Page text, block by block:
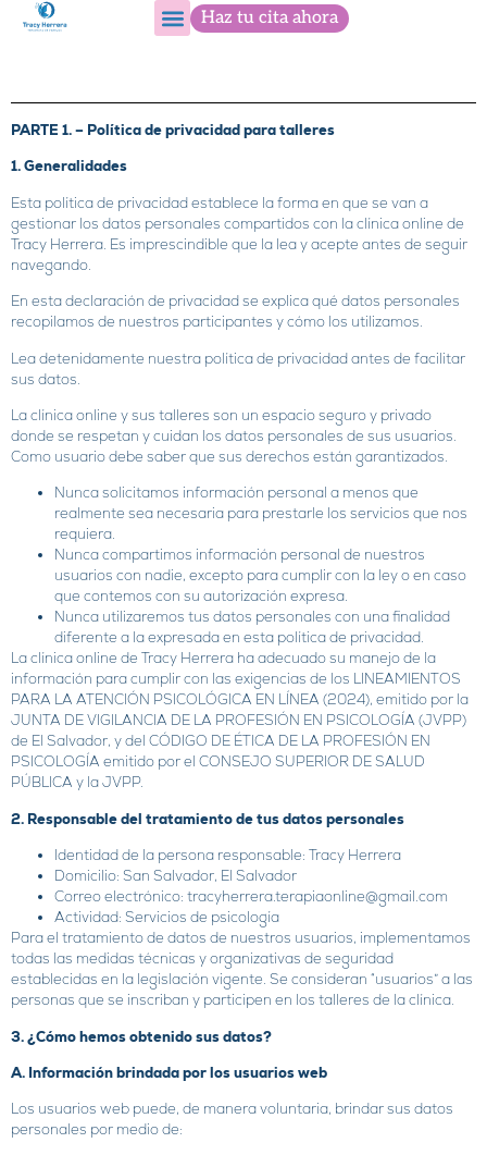
Haz tu cita ahora
PARTE 1. – Política de privacidad para talleres
1. Generalidades
Esta política de privacidad establece la forma en que se van a
gestionar los datos personales compartidos con la clínica online de
Tracy Herrera. Es imprescindible que la lea y acepte antes de seguir
navegando.
En esta declaración de privacidad se explica qué datos personales
recopilamos de nuestros participantes y cómo los utilizamos.
Lea detenidamente nuestra política de privacidad antes de facilitar
sus datos.
La clínica online y sus talleres son un espacio seguro y privado
donde se respetan y cuidan los datos personales de sus usuarios.
Como usuario debe saber que sus derechos están garantizados.
Nunca solicitamos información personal a menos que
realmente sea necesaria para prestarle los servicios que nos
requiera.
Nunca compartimos información personal de nuestros
usuarios con nadie, excepto para cumplir con la ley o en caso
que contemos con su autorización expresa.
Nunca utilizaremos tus datos personales con una finalidad
diferente a la expresada en esta política de privacidad.
La clínica online de Tracy Herrera ha adecuado su manejo de la
información para cumplir con las exigencias de los LINEAMIENTOS
PARA LA ATENCIÓN PSICOLÓGICA EN LÍNEA (2024), emitido por la
JUNTA DE VIGILANCIA DE LA PROFESIÓN EN PSICOLOGÍA (JVPP)
de El Salvador, y del CÓDIGO DE ÉTICA DE LA PROFESIÓN EN
PSICOLOGÍA emitido por el CONSEJO SUPERIOR DE SALUD
PÚBLICA y la JVPP.
2. Responsable del tratamiento de tus datos personales
Identidad de la persona responsable: Tracy Herrera
Domicilio: San Salvador, El Salvador
Correo electrónico: tracyherrera.terapiaonline@gmail.com
Actividad: Servicios de psicología
Para el tratamiento de datos de nuestros usuarios, implementamos
todas las medidas técnicas y organizativas de seguridad
establecidas en la legislación vigente. Se consideran “usuarios” a las
personas que se inscriban y participen en los talleres de la clínica.
3. ¿Cómo hemos obtenido sus datos?
A. Información brindada por los usuarios web
Los usuarios web puede, de manera voluntaria, brindar sus datos
personales por medio de: